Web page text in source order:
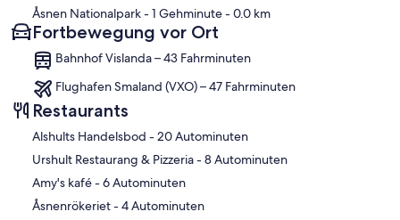
Karte
Åsnen Nationalpark- 1 Gehminute- 0.0 km
Fortbewegung vor Ort
Bahnhof Vislanda – 43 Fahrminuten
Flughafen Smaland (VXO) – 47 Fahrminuten
Restaurants
‪Alshults Handelsbod - ‬20 Autominuten
‪Urshult Restaurang & Pizzeria - ‬8 Autominuten
‪Amy's kafé - ‬6 Autominuten
‪Åsnenrökeriet - ‬4 Autominuten